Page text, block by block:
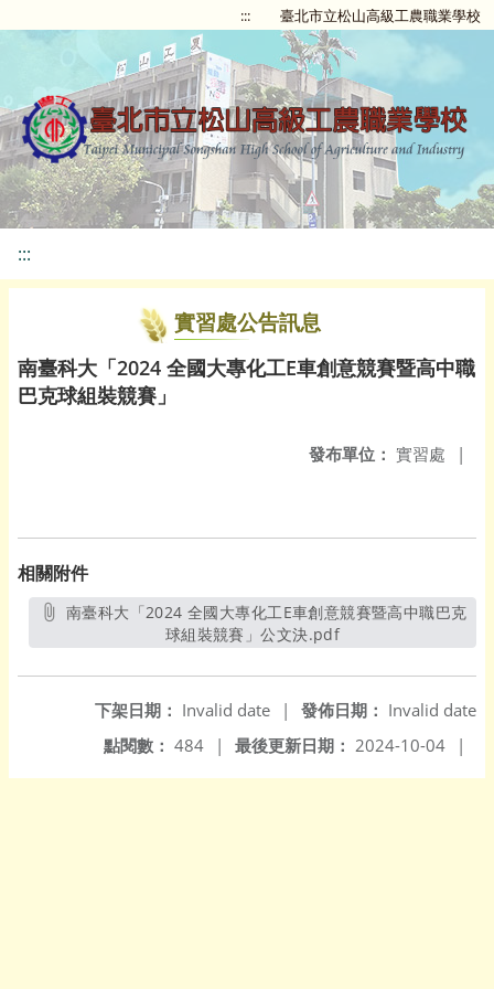
::: 臺北市立松山高級工農職業學校
:::
實習處公告訊息
南臺科大「2024 全國大專化工E車創意競賽暨高中職
巴克球組裝競賽」
發布單位： 實習處 |
相關附件
球組裝競賽」公文決.pdf另開新視窗
發佈日期： Invalid date
下架日期： Invalid date
|
最後更新日期： 2024-10-04 |
點閱數： 484 |